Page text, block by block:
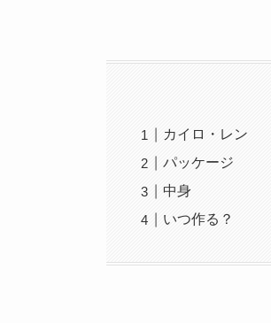
カイロ・レン
パッケージ
中身
いつ作る？